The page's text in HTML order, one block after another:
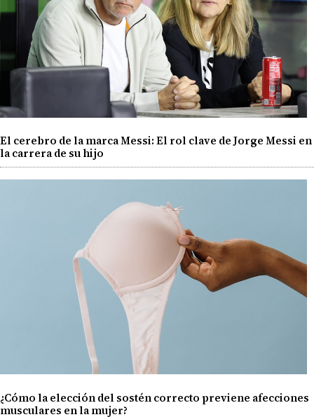
El cerebro de la marca Messi: El rol clave de Jorge Messi en
la carrera de su hijo
¿Cómo la elección del sostén correcto previene afecciones
musculares en la mujer?